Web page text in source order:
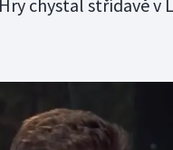
chystal střídavě v